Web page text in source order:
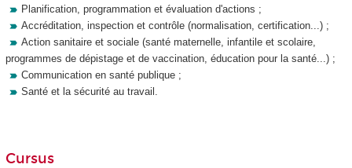
Planification, programmation et évaluation d'actions ;
Accréditation, inspection et contrôle (normalisation, certification...) ;
Action sanitaire et sociale (santé maternelle, infantile et scolaire,
programmes de dépistage et de vaccination, éducation pour la santé...) ;
Communication en santé publique ;
Santé et la sécurité au travail.
Cursus